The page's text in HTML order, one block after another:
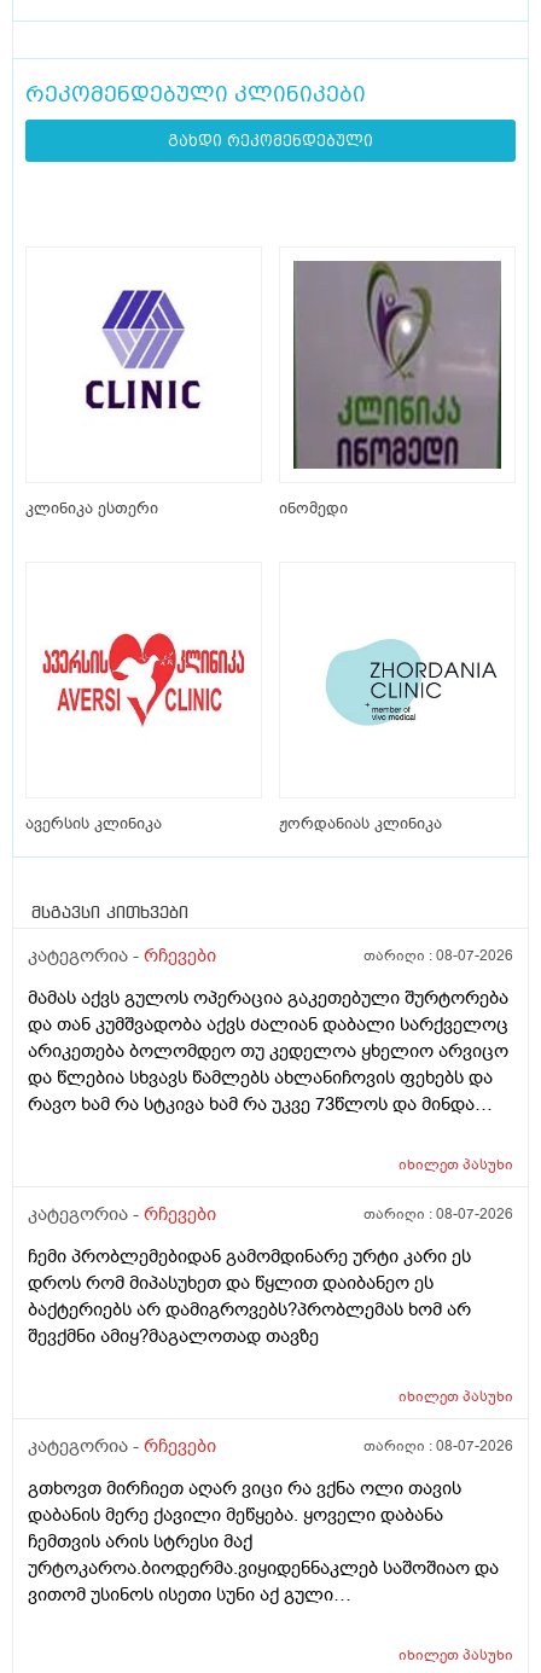
რეკომენდებული კლინიკები
გახდი რეკომენდებული
კლინიკა ესთერი ინომედი
ავერსის კლინიკა ჟორდანიას კლინიკა
მსგავსი კითხვები
კატეგორია - რჩევები თარიღი :08-07-2026
მამას აქვს გულოს ოპერაცია გაკეთებული შურტორება
და თან კუმშვადობა აქვს ძალიან დაბალი სარქველოც
არიკეთება ბოლომდეო თუ კედელოა ყხელიო არვიცო
და წლებია სხვავს წამლებს ახლანიჩოვის ფეხებს და
რავო ხამ რა სტკივა ხამ რა უკვე 73წლოს და მინდა
და ფულინრომ არჰვაქ ვერანაირად ექიმთან ვერ
შედეგს იბ ის ექიმთან მაომც ჩავიდეს თუ თავის
იბნის ექიმყან რომ დ ვიტამინი გაიკეთოს და უბნის
ექიმის დანიშნულებას ვენდო ის ხომ კარდიოლოგი
არაა თან დიდათ რომ ვაკვირდები არაა მცოდნე ამ
მხრივ და ვერ ვენდობი და ხომ არავნებს მამას დ
სარისკოა?მის კარდიოლოგა ვერ დავირეკავ ან
იხილეთპასუხი
კატეგორია - რჩევები თარიღი :08-07-2026
ჩემი პრობლემებიდან გამომდინარე ურტი კარი ეს
დროს რომ მიპასუხეთ და წყლით დაიბანეო ეს
ბაქტერიებს არ დამიგროვებს?პრობლემას ხომ არ
შევქმნი ამიყ?მაგალოთად თავზე
იხილეთპასუხი
კატეგორია - რჩევები თარიღი :08-07-2026
გთხოვთ მირჩიეთ აღარ ვიცი რა ვქნა ოლი თავის
დაბანის მერე ქავილი მეწყება. ყოველი დაბანა
ჩემთვის არის სტრესი მაქ
ურტოკაროა.ბიოდერმა.ვიყიდენნაკლებ საშოშიაო და
ვითომ უსინოს ისეთი სუნი აქ გული
დამატენიანებელი შამპუნიც მაგრამ ყველაფერზე
იხილეთპასუხი